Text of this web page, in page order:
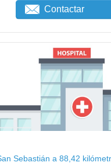
Contactar
Sebastián a 88,42